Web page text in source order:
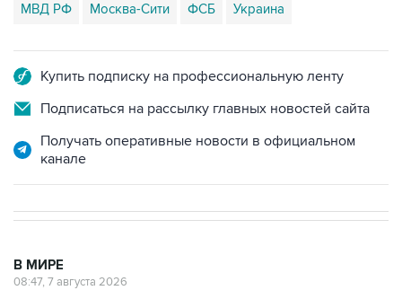
МВД РФ Москва-Сити ФСБ Украина
Купить подписку на профессиональную ленту
Подписаться на рассылку главных новостей сайта
Получать оперативные новости в официальном
канале
В МИРЕ
08:47, 7 августа 2026